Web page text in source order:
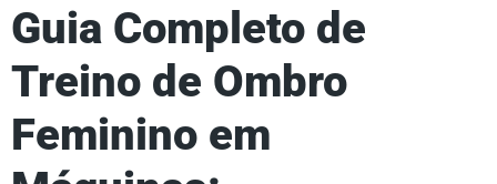
Guia Completo de
Treino de Ombro
Feminino em